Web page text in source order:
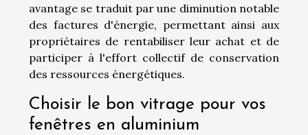
avantage se traduit par une diminution notable
des factures d'énergie, permettant ainsi aux
propriétaires de rentabiliser leur achat et de
participer à l'effort collectif de conservation
des ressources énergétiques.
Choisir le bon vitrage pour vos
fenêtres en aluminium